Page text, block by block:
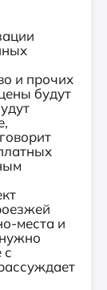
и прочих
будут
места и
с